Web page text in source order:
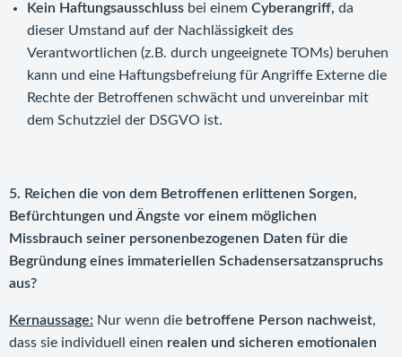
Kein Haftungsausschluss bei einem Cyberangriff, da
dieser Umstand auf der Nachlässigkeit des
Verantwortlichen (z.B. durch ungeeignete TOMs) beruhen
kann und eine Haftungsbefreiung für Angriffe Externe die
Rechte der Betroffenen schwächt und unvereinbar mit
dem Schutzziel der DSGVO ist.
5. Reichen die von dem Betroffenen erlittenen Sorgen,
Befürchtungen und Ängste vor einem möglichen
Missbrauch seiner personenbezogenen Daten für die
Begründung eines immateriellen Schadensersatzanspruchs
aus?
Kernaussage: Nur wenn die betroffene Person nachweist,
dass sie individuell einen realen und sicheren emotionalen